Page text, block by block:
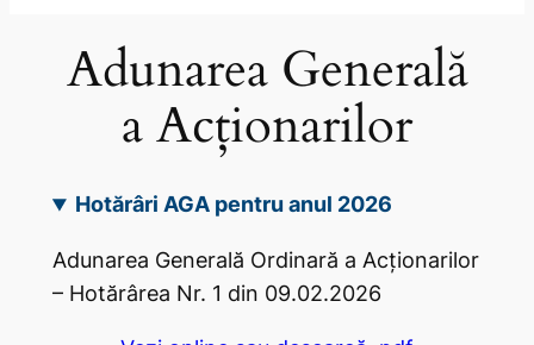
Adunarea Generală
a Acționarilor
Hotărâri AGA pentru anul 2026
Adunarea Generală Ordinară a Acţionarilor
– Hotărârea Nr. 1 din 09.02.2026